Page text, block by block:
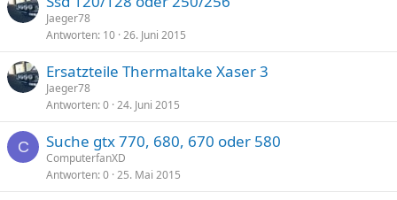
Jaeger78
Antworten 10 26. Juni 2015
Ersatzteile Thermaltake Xaser 3
Jaeger78
Antworten 0 24. Juni 2015
C Suche gtx 770, 680, 670 oder 580
ComputerfanXD
Antworten 0 25. Mai 2015